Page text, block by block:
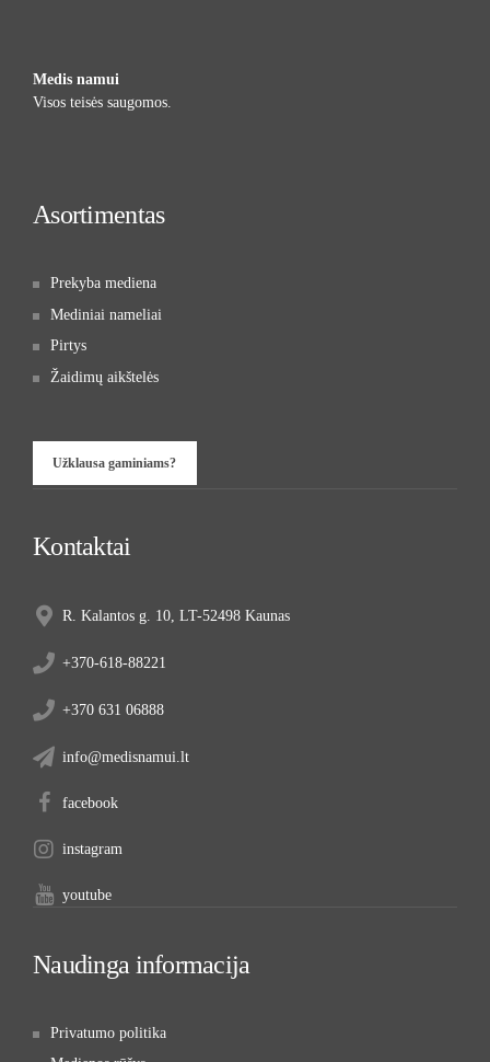
Medis namui
Visos teisės saugomos.
Asortimentas
Prekyba mediena
Mediniai nameliai
Pirtys
Žaidimų aikštelės
Užklausa gaminiams?
Kontaktai
R. Kalantos g. 10, LT-52498 Kaunas
+370-618-88221
+370 631 06888
info@medisnamui.lt
facebook
instagram
youtube
Naudinga informacija
Privatumo politika